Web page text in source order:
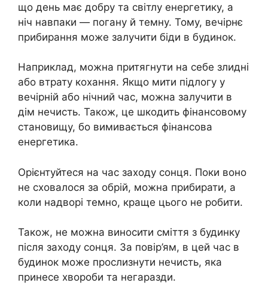
що день має добру та світлу енергетику, а
ніч навпаки — погану й темну. Тому, вечірнє
прибирання може залучити біди в будинок.
Наприклад, можна притягнути на себе злидні
або втрату кохання. Якщо мити підлогу у
вечірній або нічний час, можна залучити в
дім нечисть. Також, це шкодить фінансовому
становищу, бо вимивається фінансова
енергетика.
Орієнтуйтеся на час заходу сонця. Поки воно
не сховалося за обрій, можна прибирати, а
коли надворі темно, краще цього не робити.
Також, не можна виносити сміття з будинку
після заходу сонця. За повір’ям, в цей час в
будинок може прослизнути нечисть, яка
принесе хвороби та негаразди.